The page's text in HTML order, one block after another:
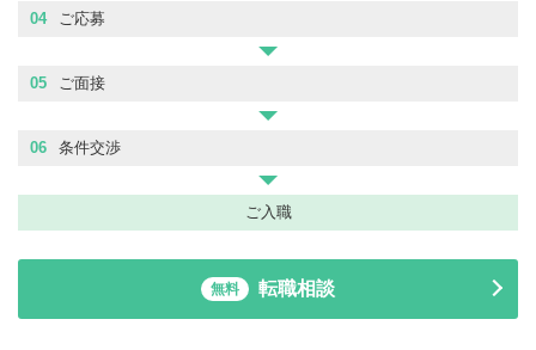
04 ご応募
05 ご面接
06 条件交渉
ご入職
無料 転職相談